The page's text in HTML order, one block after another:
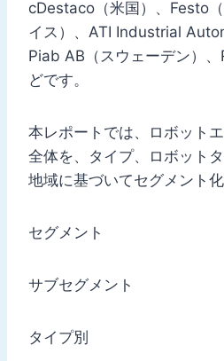
cDestaco（米国）、Festo
イス）、ATI Industrial
Piab AB（スウェーデン）
どです。
本レポートでは、ロボット
全体を、タイプ、ロボット
地域に基づいてセグメント化
セグメント
サブセグメント
タイプ別